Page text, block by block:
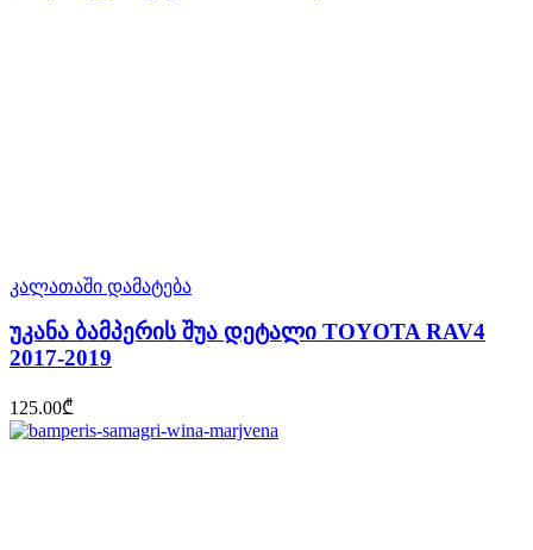
კალათაში დამატება
უკანა ბამპერის შუა დეტალი TOYOTA RAV4
2017-2019
125.00₾